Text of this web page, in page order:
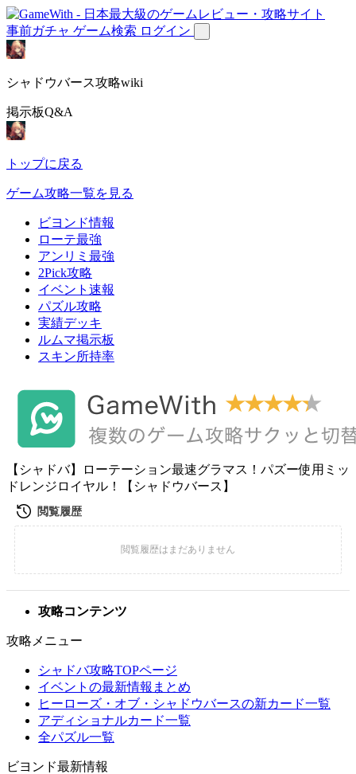
事前ガチャ ゲーム検索 ログイン
シャドウバース攻略wiki
掲示板Q&A
トップに戻る
ゲーム攻略一覧を見る
ビヨンド情報
ローテ最強
アンリミ最強
2Pick攻略
イベント速報
パズル攻略
実績デッキ
ルムマ掲示板
スキン所持率
【シャドバ】ローテーション最速グラマス！パズー使用ミッ
ドレンジロイヤル！【シャドウバース】
攻略コンテンツ
攻略メニュー
シャドバ攻略TOPページ
イベントの最新情報まとめ
ヒーローズ・オブ・シャドウバースの新カード一覧
アディショナルカード一覧
全パズル一覧
ビヨンド最新情報